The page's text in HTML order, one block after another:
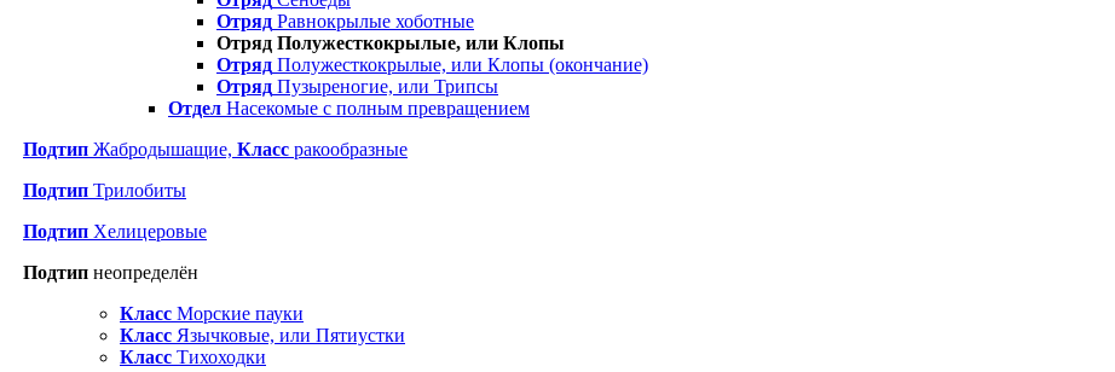
Отряд Равнокрылые хоботные
Отряд Полужесткокрылые, или Клопы
Отряд Полужесткокрылые, или Клопы (окончание)
Отряд Пузыреногие, или Трипсы
Отдел Насекомые с полным превращением
Подтип Жабродышащие, Класс ракообразные
Подтип Трилобиты
Подтип Хелицеровые
Подтип неопределён
Класс Морские пауки
Класс Язычковые, или Пятиустки
Класс Тихоходки